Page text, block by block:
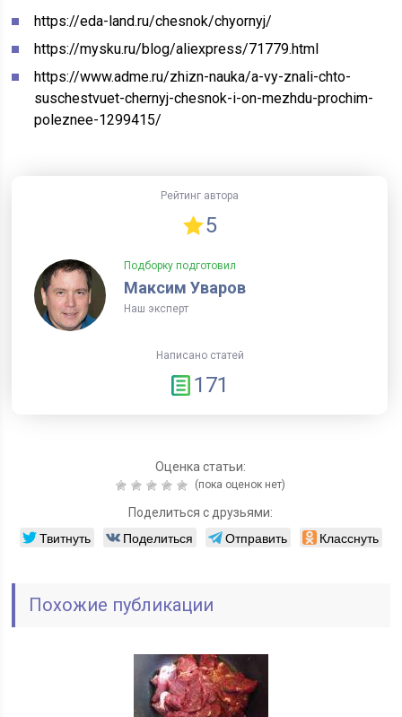
https://eda-land.ru/chesnok/chyornyj/
https://mysku.ru/blog/aliexpress/71779.html
https://www.adme.ru/zhizn-nauka/a-vy-znali-chto-
suschestvuet-chernyj-chesnok-i-on-mezhdu-prochim-
poleznee-1299415/
Рейтинг автора
5
Подборку подготовил
Максим Уваров
Наш эксперт
Написано статей
171
Оценка статьи:
(пока оценок нет)
Поделиться с друзьями:
Твитнуть Поделиться Отправить Класснуть
Похожие публикации